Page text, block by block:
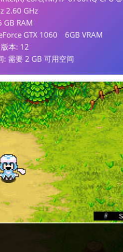
2.60 GHz
GB RAM
GTX 1060 6GB VRAM
本: 12
: 需要 2 GB 可用空间